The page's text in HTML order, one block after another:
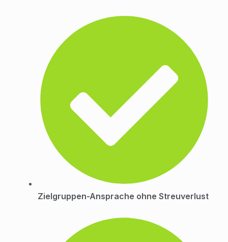
Zielgruppen-Ansprache ohne Streuverlust